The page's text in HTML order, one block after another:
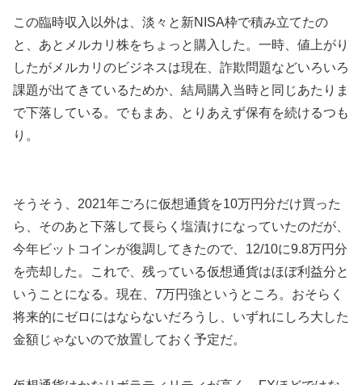
この臨時収入以外は、淡々と新NISA枠で積み立てたの
と、あとメルカリ株をちょっと購入した。一時、値上がり
したがメルカリのビジネスは現在、詐欺問題などいろいろ
課題が出てきているためか、結局購入当時と同じあたりま
で下落している。でもまあ、とりあえず保有を続けるつも
り。
そうそう、2021年ごろに仮想通貨を10万円分だけ買った
ら、そのあと下落して長らく塩漬けになっていたのだが、
今年ビットコインが復調してきたので、12/10に9.8万円分
を売却した。これで、残っている仮想通貨はほぼ利益分と
いうことになる。現在、7万円強というところ。おそらく
将来的にゼロにはならないだろうし、いずれにしろ大した
金額じゃないので放置しておく予定だ。